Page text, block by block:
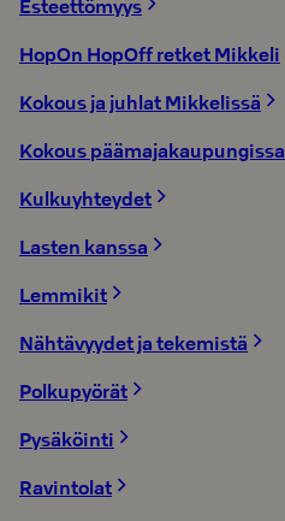
Esteettömyys
HopOn HopOff retket Mikkeli
Kokous ja juhlat Mikkelissä
Kokous päämajakaupungissa
Kulkuyhteydet
Lasten kanssa
Lemmikit
Nähtävyydet ja tekemistä
Polkupyörät
Pysäköinti
Ravintolat